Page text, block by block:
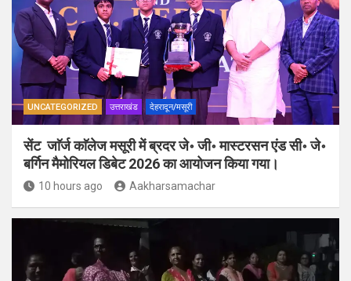
UNCATEGORIZED उत्तराखंड देहरादून/मसूरी
सेंट जाॅर्ज काॅलेज मसूरी में ब्रदर जे॰ जी॰ मास्टरसन एंड सी॰ जे॰
बर्गिन मैमोरियल डिबेट 2026 का आयोजन किया गया।
10 hours ago Aakharsamachar